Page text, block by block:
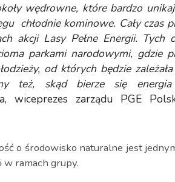
wędrowne, które bardzo
chłodnie kominowe. Cały czas
akcji Lasy Pełne Energii. Tych
parkami narodowymi, gdzie
od których będzie zależała
też, skąd bierze się energia
wiceprezes zarządu PGE
o środowisko naturalne jest
ramach grupy.